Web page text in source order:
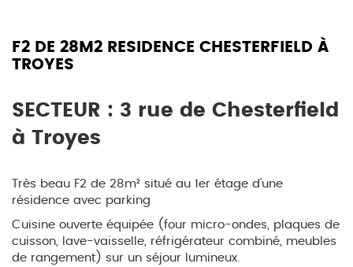
F2 DE 28M2 RESIDENCE CHESTERFIELD À
TROYES
SECTEUR : 3 rue de Chesterfield
à Troyes
Très beau F2 de 28m² situé au 1er étage d'une
résidence avec parking
Cuisine ouverte équipée (four micro-ondes, plaques de
cuisson, lave-vaisselle, réfrigérateur combiné, meubles
de rangement) sur un séjour lumineux.